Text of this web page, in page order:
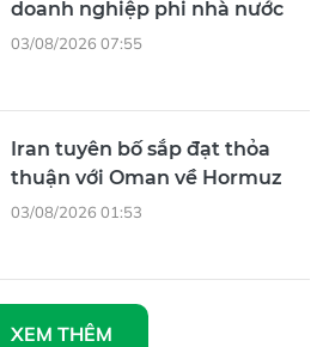
doanh nghiệp phi nhà nước
03/08/2026 07:55
Iran tuyên bố sắp đạt thỏa
thuận với Oman về Hormuz
03/08/2026 01:53
XEM THÊM